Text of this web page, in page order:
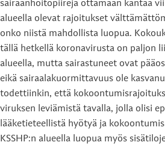
sairaanhoitopiirejä ottamaan kantaa
alueella olevat rajoitukset
onko niistä mahdollista luopua.
tällä hetkellä koronavirusta on paljon
alueella, mutta sairastuneet ovat
eikä sairaalakuormittavuus ole
todettiinkin, että
viruksen leviämistä tavalla, jolla olisi
lääketieteellistä hyötyä ja
KSSHP:n alueella luopua myös